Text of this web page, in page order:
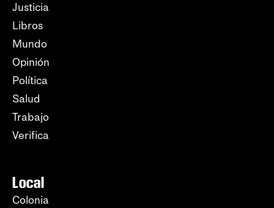
Justicia
Libros
Mundo
Opinión
Política
Salud
Trabajo
Verifica
Local
Colonia